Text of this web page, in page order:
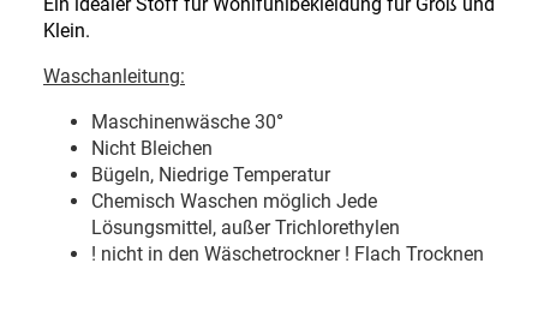
Klein.
Waschanleitung:
Maschinenwäsche 30°
Nicht Bleichen
Bügeln, Niedrige Temperatur
Chemisch Waschen möglich Jede
Lösungsmittel, außer Trichlorethylen
! nicht in den Wäschetrockner ! Flach Trocknen